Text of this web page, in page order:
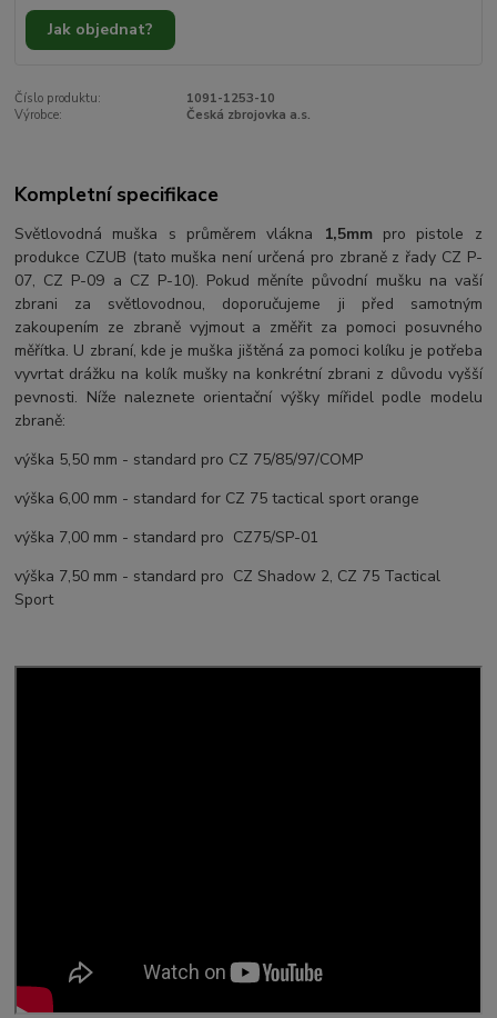
Jak objednat?
Číslo produktu:
1091-1253-10
Výrobce:
Česká zbrojovka a.s.
Kompletní specifikace
Světlovodná muška s průměrem vlákna 1,5mmpro pistole z
produkce CZUB (tato muška není určená pro zbraně z řady CZ P-
07, CZ P-09 a CZ P-10). Pokud měníte původní mušku na vaší
zbrani za světlovodnou, doporučujeme ji před samotným
zakoupením ze zbraně vyjmout a změřit za pomoci posuvného
měřítka. U zbraní, kde je muška jištěná za pomoci kolíku je potřeba
vyvrtat drážku na kolík mušky na konkrétní zbrani z důvodu vyšší
pevnosti. Níže naleznete orientační výšky mířidel podle modelu
zbraně:
výška 5,50 mm - standard pro CZ 75/85/97/COMP
výška 6,00 mm - standard for CZ 75 tactical sport orange
výška 7,00 mm - standard pro CZ75/SP-01
výška 7,50 mm - standard pro CZ Shadow 2, CZ 75 Tactical
Sport